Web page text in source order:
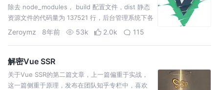
除去 node_modules， build 配置文件，dist 静态
资源文件的代码量为 137521 行，后台管理系统下各
个子应用代码，除去依赖等文件的总行数也达到
Zeroymz 8年前 53k 2.0k 115
解密Vue SSR
关于Vue SSR的第二篇文章，上一篇偏重于实战，
这一篇侧重于原理，发布在团队知乎专栏中，喜欢